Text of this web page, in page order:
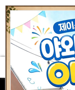
BAKERY SANCTUM